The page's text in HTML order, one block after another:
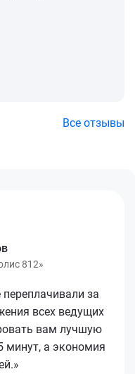
Все отзывы
812»
за
всех ведущих
вам лучшую
минут, а экономия